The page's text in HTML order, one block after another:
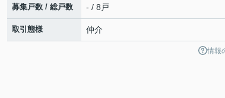
募集戸数 / 総戸数 - / 8戸
取引態様 仲介
情報